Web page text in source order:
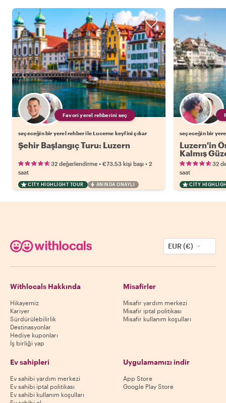
Favori yerel rehberini seç
seçeceğin bir yerel rehber ile Lucerne keyfini çıkar
Şehir Başlangıç Turu: Luzern
32 değerlendirme • €73.53 kişi başı • 2
saat
CITY HIGHLIGHT TOUR ANINDA ONAYLI
seçeceğin bir
Luzern'in
Kalmış
32
saat
CITY
EUR (€)
Withlocals Hakkında
Hikayemiz
Kariyer
Sürdürülebilirlik
Destinasyonlar
Hediye kuponları
İş birliği yap
Misafirler
Misafir yardım merkezi
Misafir iptal politikası
Misafir kullanım koşulları
Ev sahipleri
Ev sahibi yardım merkezi
Ev sahibi iptal politikası
Ev sahibi kullanım koşulları
Uygulamamızı indir
App Store
Google Play Store